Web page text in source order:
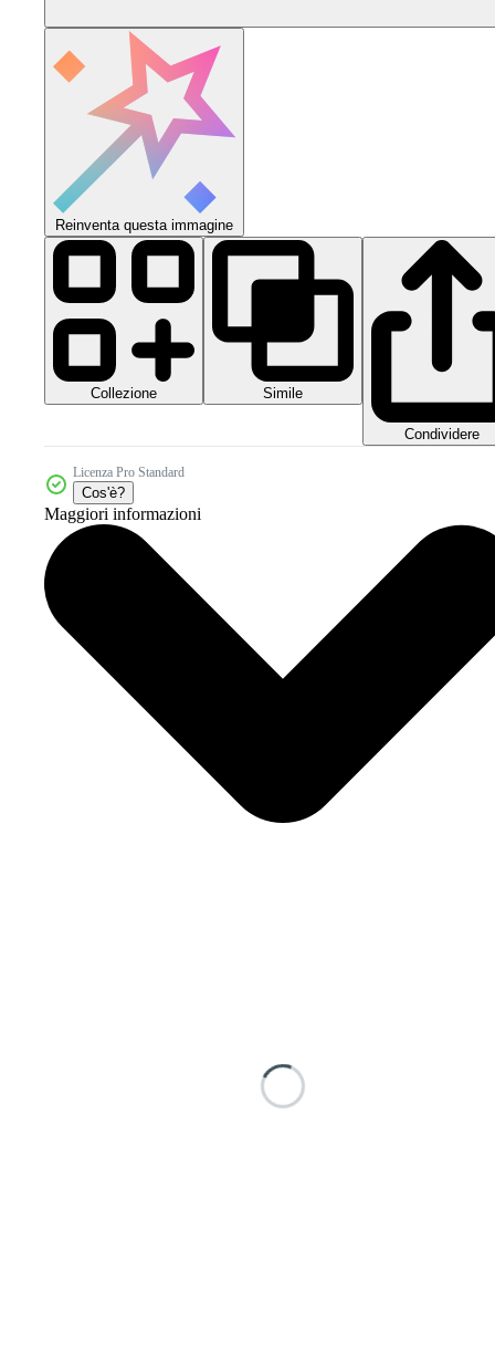
Reinventa questa immagine
Collezione Simile
Condividere
Licenza Pro Standard
Cos'è?
Maggiori informazioni